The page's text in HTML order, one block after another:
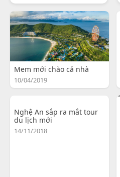
Mem mới chào cả nhà
10/04/2019
Nghệ An sắp ra mắt tour
du lịch mới
14/11/2018